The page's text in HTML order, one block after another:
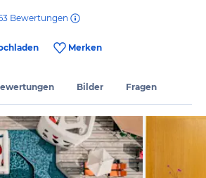
Bewertungen
Merken
Bilder Fragen